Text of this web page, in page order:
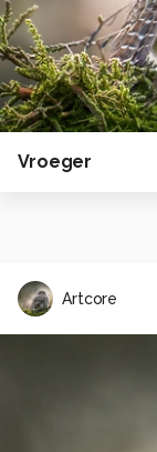
Vroeger
Artcore